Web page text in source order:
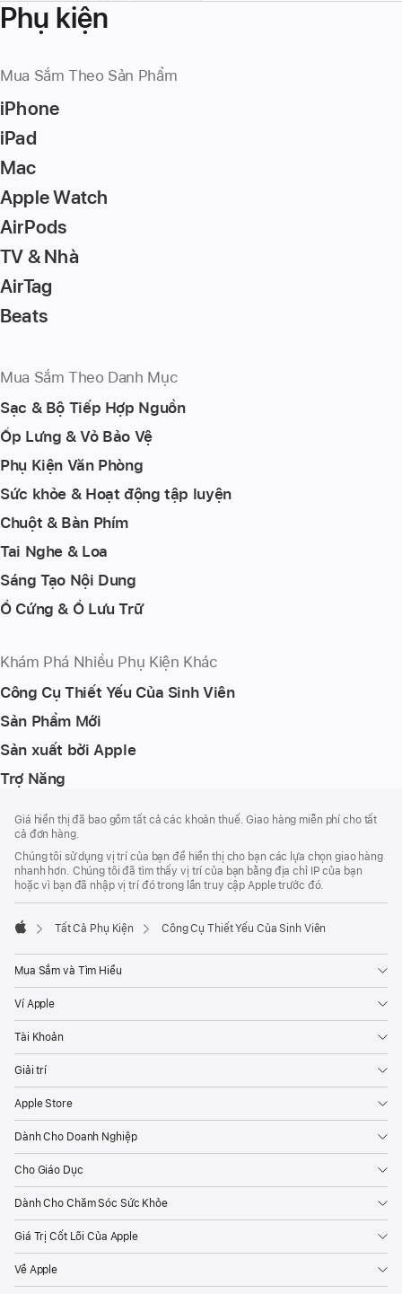
Phụ kiện
Mua Sắm Theo Sản Phẩm
iPhone
iPad
Mac
Apple Watch
AirPods
TV & Nhà
AirTag
Beats
Mua Sắm Theo Danh Mục
Sạc & Bộ Tiếp Hợp Nguồn
Ốp Lưng & Vỏ Bảo Vệ
Phụ Kiện Văn Phòng
Sức khỏe & Hoạt động tập luyện
Chuột & Bàn Phím
Tai Nghe & Loa
Sáng Tạo Nội Dung
Ổ Cứng & Ổ Lưu Trữ
Khám Phá Nhiều Phụ Kiện Khác
Công Cụ Thiết Yếu Của Sinh Viên
Sản Phẩm Mới
Sản xuất bởi Apple
Trợ Năng
Thích
Chân
Trang
thích
Giá hiển thị đã bao gồm tất cả các khoản thuế. Giao hàng miễn phí cho tất
cả đơn hàng.
Chúng tôi sử dụng vị trí của bạn để hiển thị cho bạn các lựa chọn giao hàng
nhanh hơn. Chúng tôi đã tìm thấy vị trí của bạn bằng địa chỉ IP của bạn
hoặc vì bạn đã nhập vị trí đó trong lần truy cập Apple trước đó.
Tất Cả Phụ Kiện Công Cụ Thiết Yếu Của Sinh Viên
Mua Sắm và Tìm Hiểu
Ví Apple
Tài Khoản
Giải trí
Apple Store
Dành Cho Doanh Nghiệp
Cho Giáo Dục
Dành Cho Chăm Sóc Sức Khỏe
Giá Trị Cốt Lõi Của Apple
Về Apple